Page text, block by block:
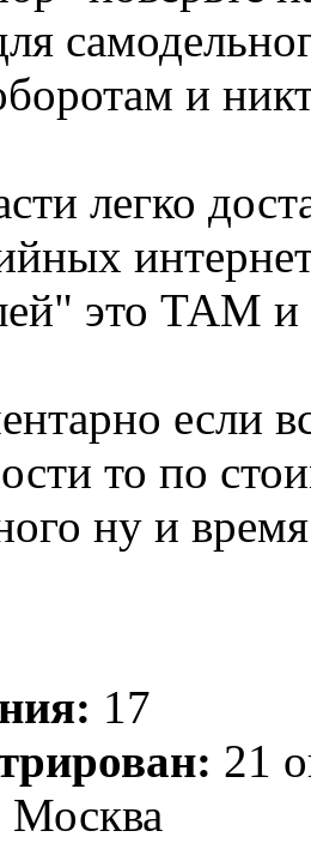
и
легко
это ТАМ
если
то по
ну и
17
21
Москва